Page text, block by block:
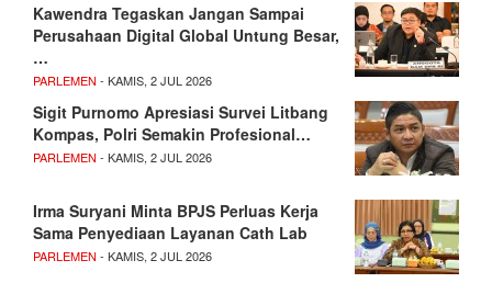
Kawendra Tegaskan Jangan Sampai
Perusahaan Digital Global Untung Besar,
…
PARLEMEN - KAMIS, 2 JUL 2026
Sigit Purnomo Apresiasi Survei Litbang
Kompas, Polri Semakin Profesional…
PARLEMEN - KAMIS, 2 JUL 2026
Irma Suryani Minta BPJS Perluas Kerja
Sama Penyediaan Layanan Cath Lab
PARLEMEN - KAMIS, 2 JUL 2026